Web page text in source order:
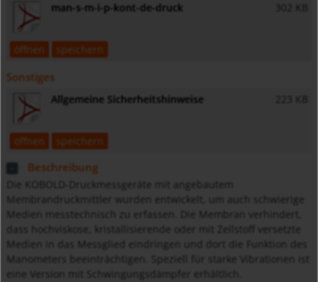
man-s-m-i-p-kont-de-druck 302 KB
öffnen speichern
Sonstiges
Allgemeine Sicherheitshinweise 223 KB
öffnen speichern
Beschreibung
Die KOBOLD-Druckmessgeräte mit angebautem
Membrandruckmittler wurden entwickelt, um auch schwierige
Medien messtechnisch zu erfassen. Die Membran verhindert,
dass hochviskose, kristallisierende oder mit Zellstoff versetzte
Medien in das Messglied eindringen und dort die Funktion des
Manometers beeinträchtigen. Speziell für starke Vibrationen ist
eine Version mit Schwingungsdämpfer erhältlich.